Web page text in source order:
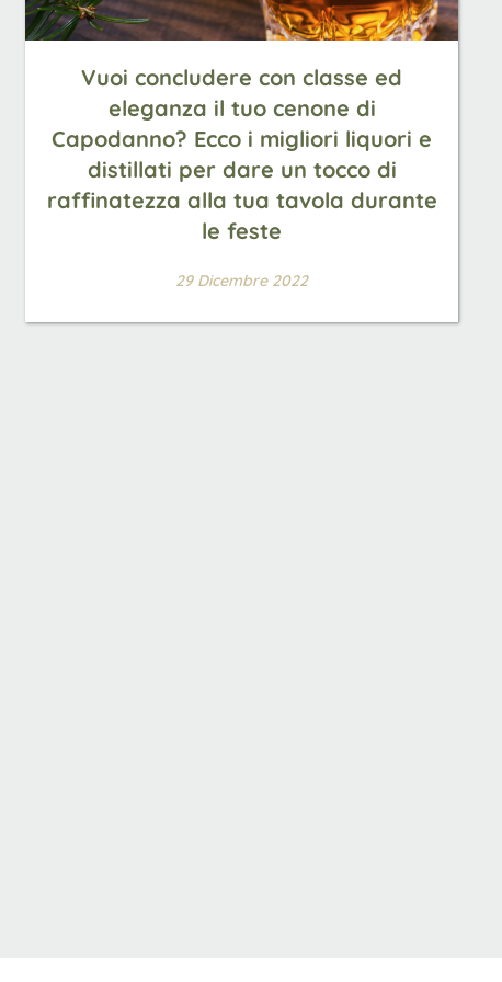
Vuoi concludere con classe ed
eleganza il tuo cenone di
Capodanno? Ecco i migliori liquori e
distillati per dare un tocco di
raffinatezza alla tua tavola durante
le feste
29 Dicembre 2022